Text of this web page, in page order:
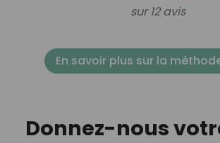
sur 12 avis
En savoir plus sur la
Donnez-nous